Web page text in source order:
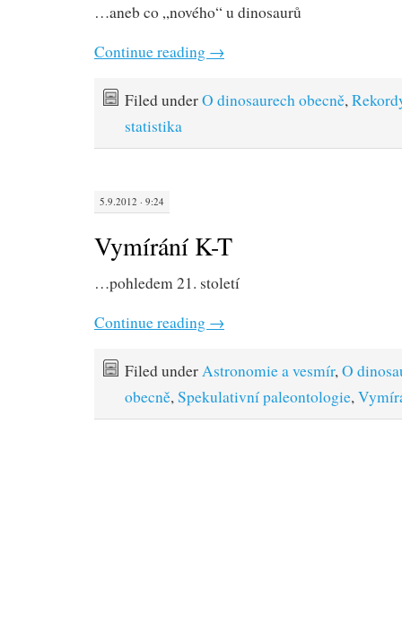
…aneb co „nového“ u dinosaurů
Continue reading →
Filed underO dinosaurech obecně,
statistika
5.9.2012 · 9:24
Vymírání K-T
…pohledem 21. století
Continue reading →
Filed underAstronomie a vesmír,O
obecně,Spekulativní paleontologie,